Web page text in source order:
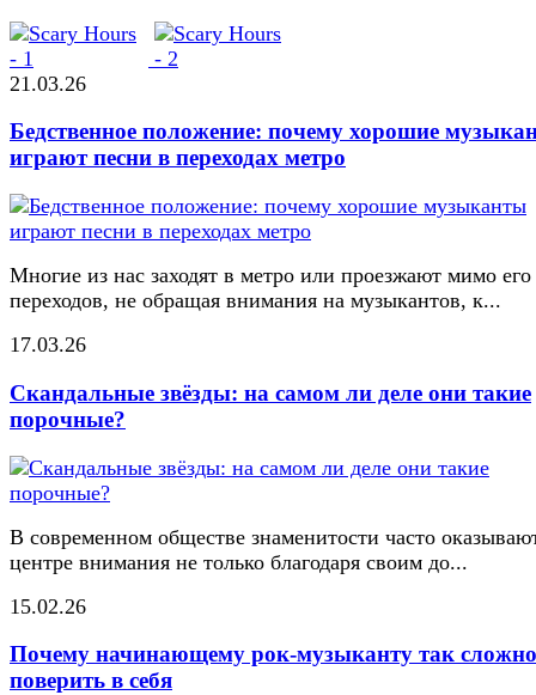
21.03.26
Бедственное положение: почему хорошие
играют песни в переходах метро
Многие из нас заходят в метро или проезжают мимо его
переходов, не обращая внимания на музыкантов, к...
17.03.26
Скандальные звёзды: на самом ли деле они такие
порочные?
В современном обществе знаменитости часто
центре внимания не только благодаря своим до...
15.02.26
Почему начинающему рок-музыканту так сложно
поверить в себя